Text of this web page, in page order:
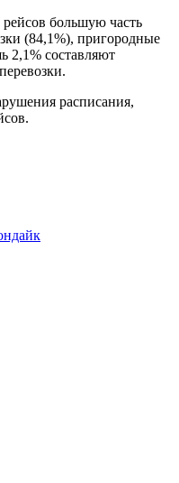
большую часть
(84,1%), пригородные
2,1% составляют
расписания,